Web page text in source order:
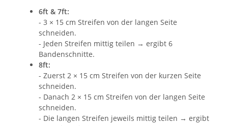
6ft & 7ft:
- 3 × 15 cm Streifen von der langen Seite
schneiden.
- Jeden Streifen mittig teilen → ergibt 6
Bandenschnitte.
8ft:
- Zuerst 2 × 15 cm Streifen von der kurzen Seite
schneiden.
- Danach 2 × 15 cm Streifen von der langen Seite
schneiden.
- Die langen Streifen jeweils mittig teilen → ergibt